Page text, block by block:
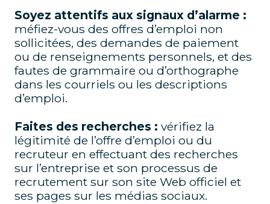
Soyez attentifs aux signaux d’alarme :
méfiez-vous des offres d’emploi non
sollicitées, des demandes de paiement
ou de renseignements personnels, et des
fautes de grammaire ou d’orthographe
dans les courriels ou les descriptions
d’emploi.
Faites des recherches : vérifiez la
légitimité de l’offre d’emploi ou du
recruteur en effectuant des recherches
sur l’entreprise et son processus de
recrutement sur son site Web officiel et
ses pages sur les médias sociaux.